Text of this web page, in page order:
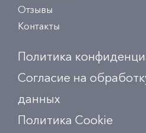
Отзывы
Контакты
Политика
Согласие на
данных
Политика Сookie